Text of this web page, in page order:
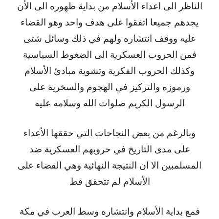
الناظر الى اعداء الأسلام من بداية ظهوره الى الأن
يجدهم جميعا اتفقوا على هدف واحد وهو القضاء
عليه ووقف انتشاره ولهم في ذلك وسائل شتى
فمن الحروب العسكرية الى الضغوط السياسية
وكذلك الحروب الفكرية وتشوية مبادئ الأسلام
ورموزه والتركيز في الهجوم والسخرية على
الرسول الكريم صلوات الله وسلامه عليه
وبالرغم من بعض النجاحات التي حققها الأعداء
على مدى التاريخ في حروبهم العسكرية ضد
المسلمبين الا ان النتيجة النهائية وهي القضاء على
الأسلام لم تتحقق قط
فمع بداية الأسلام وانتشاره وسط العرب في مكة